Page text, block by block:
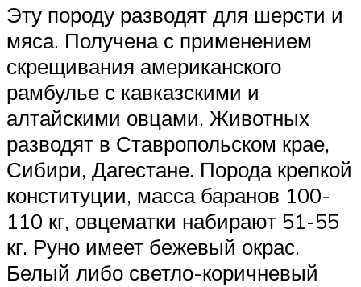
Эту породу разводят для шерсти и
мяса. Получена с применением
скрещивания американского
рамбулье с кавказскими и
алтайскими овцами. Животных
разводят в Ставропольском крае,
Сибири, Дагестане. Порода крепкой
конституции, масса баранов 100-
110 кг, овцематки набирают 51-55
кг. Руно имеет бежевый окрас.
Белый либо светло-коричневый